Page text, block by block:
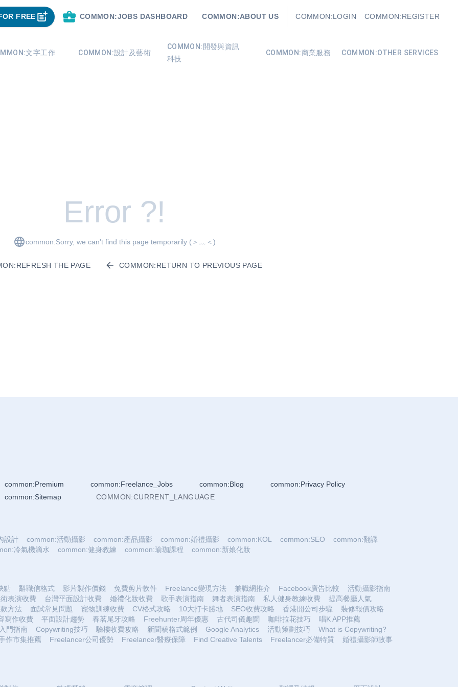
FREE COMMON:JOBS DASHBOARD COMMON:ABOUT US COMMON:LOGIN COMMON:REGISTER
文字工作 COMMON:設計及藝術
COMMON:開發與資訊
科技
COMMON:商業服務 COMMON:OTHER SERVICES
Error ?!
common:Sorry, we can't find this page temporarily (＞﹏＜)
THE PAGE COMMON:RETURN TO PREVIOUS PAGE
common:Premium common:Freelance_Jobs common:Blog
common:Privacy Policy
common:Sitemap
COMMON:CURRENT_LANGUAGE
設計 common:活動攝影 common:產品攝影 common:婚禮攝影 common:KOL common:SEO
common:翻譯
冷氣機滴水
common:健身教練 common:瑜珈課程 common:新娘化妝
點 辭職信格式 影片製作價錢 免費剪片軟件 Freelance變現方法 兼職網推介 Facebook廣告比較
活動攝影指南
表演收費
台灣平面設計收費 婚禮化妝收費 歌手表演指南 舞者表演指南 私人健身教練收費
提高餐廳人氣
方法
面試常見問題 寵物訓練收費 CV格式攻略 10大打卡勝地 SEO收費攻略 香港開公司步驟
裝修報價攻略
寫作收費
平面設計趨勢 春茗尾牙攻略 Freehunter周年優惠 古代司儀趣聞 咖啡拉花技巧
唱K APP推薦
門指南
Copywriting技巧 驗樓收費攻略 新聞稿格式範例 Google Analytics 活動策劃技巧
What is Copywriting?
作市集推薦
Freelancer公司優勢 Freelancer醫療保障 Find Creative Talents Freelancer必備特質 婚禮攝影師故事